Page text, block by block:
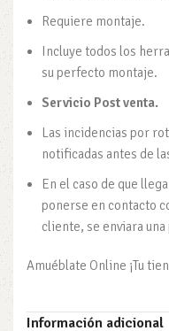
Requiere montaje.
Incluye todos los
su perfecto montaje.
Servicio Post venta.
Las incidencias por
notificadas antes de
En el caso de que
ponerse en contacto
cliente, se enviara
Amuéblate Online ¡Tu
Información adicional